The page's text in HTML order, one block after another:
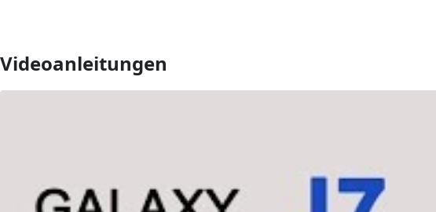
Videoanleitungen